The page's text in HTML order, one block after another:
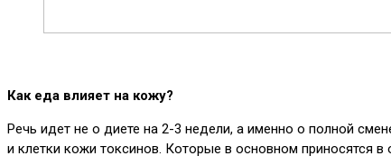
Как еда влияет на кожу?
Речь идет не о диете на 2-3 недели, а именно о полной
и клетки кожи токсинов. Которые в основном приносятся